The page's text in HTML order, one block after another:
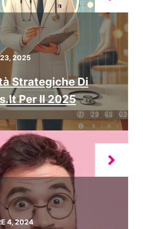
23, 2025
Strategiche Di
Per Il 2025
4, 2024